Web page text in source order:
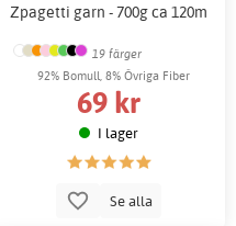
Zpagetti garn - 700g ca 120m
19 färger
92% Bomull, 8% Övriga Fiber
69 kr
I lager
Se alla